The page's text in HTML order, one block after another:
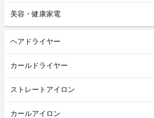
美容・健康家電
ヘアドライヤー
カールドライヤー
ストレートアイロン
カールアイロン